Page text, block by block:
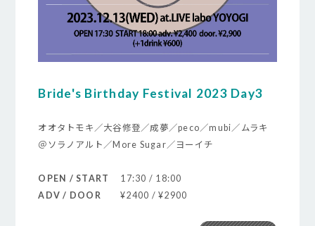
Bride's Birthday Festival 2023 Day3
オオタトモキ／大谷修登／成夢／peco／mubi／ムラキ
＠ソラノアルト／More Sugar／ヨーイチ
OPEN / START
17:30 / 18:00
ADV / DOOR
¥2400 / ¥2900